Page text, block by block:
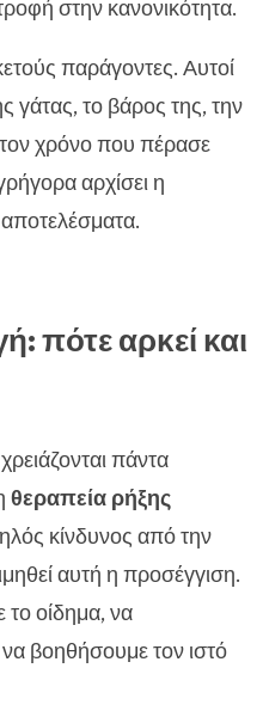
στην κανονικότητα.
παράγοντες. Αυτοί
γάτας, το βάρος της, την
χρόνο που πέρασε
αρχίσει η
πότε αρκεί και
πάντα
θεραπεία ρήξης
κίνδυνος από την
αυτή η προσέγγιση.
οίδημα, να
να βοηθήσουμε τον ιστό